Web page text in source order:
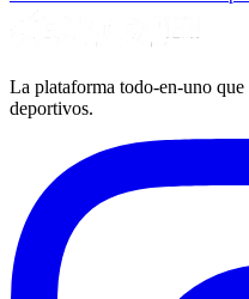
La plataforma todo-en-uno
deportivos.